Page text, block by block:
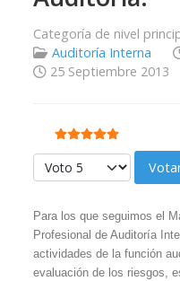
Categoría de nivel
Auditoría Interna
25 Septiembre 2013
Ratio:5/5
Por favor, vote
Para los que seguimos el
Profesional de Auditoría
actividades de la función
evaluación de los riesgos,